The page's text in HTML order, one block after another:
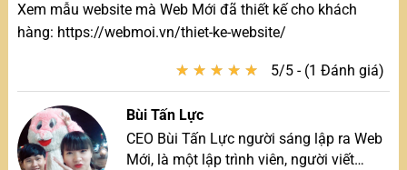
Xem mẫu website mà Web Mới đã thiết kế cho khách
hàng: https://webmoi.vn/thiet-ke-website/
★ ★ ★ ★ ★
★ ★ ★ ★ ★ 5/5 - (1 Đánh giá)
Bùi Tấn Lực
CEO Bùi Tấn Lực người sáng lập ra Web
Mới, là một lập trình viên, người viết